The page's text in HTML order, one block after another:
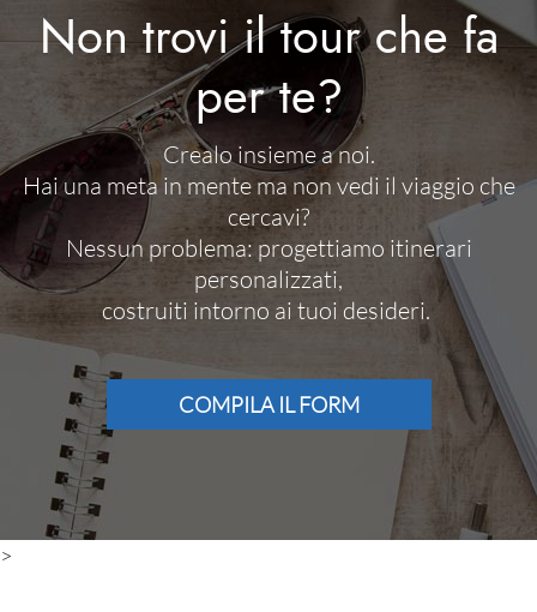
Non trovi il tour che fa
per te?
Crealo insieme a noi.
Hai una meta in mente ma non vedi il viaggio che
cercavi?
Nessun problema: progettiamo itinerari
personalizzati,
costruiti intorno ai tuoi desideri.
COMPILA IL FORM
>